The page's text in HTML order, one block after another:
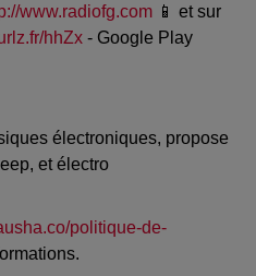
www.radiofg.com 📱 et sur
hhZx - Google Play
électroniques, propose
et électro
politique-de-